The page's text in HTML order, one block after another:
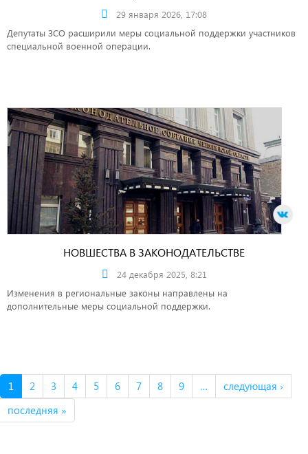
29 января 2026, 17:08
Депутаты ЗСО расширили меры социальной поддержки участников
специальной военной операции.
НОВШЕСТВА В ЗАКОНОДАТЕЛЬСТВЕ
24 декабря 2025, 8:21
Изменения в региональные законы направлены на
дополнительные меры социальной поддержки.
1 2 3 4 5 6 7 8 9 …
следующая ›
последняя »